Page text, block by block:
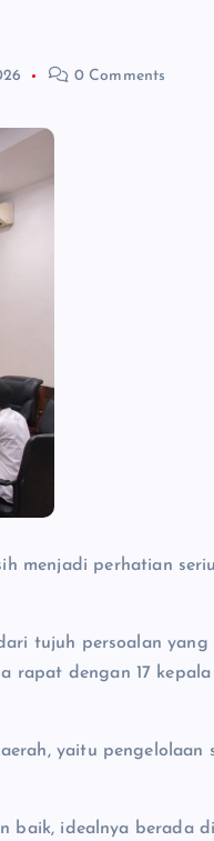
0 Comments
menjadi perhatian
tujuh persoalan yang
rapat dengan 17
yaitu pengelolaan
baik, idealnya berada